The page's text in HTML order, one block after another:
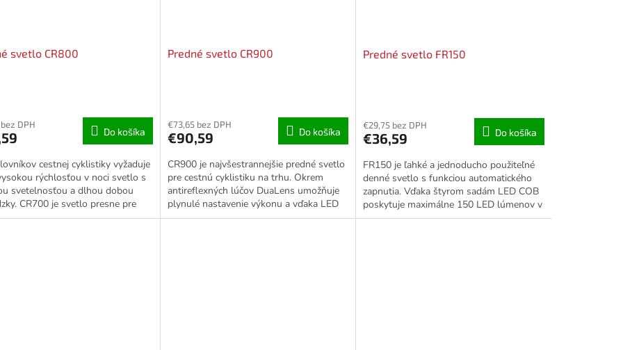
svetlo CR800
DPH
Do košíka
cestnej cyklistiky vyžaduje
rýchlosťou v noci svetlo s
svetelnosťou a dlhou dobou
CR700 je svetlo presne pre
s novou...
Predné svetlo CR900
€73,65 bez DPH
€90,59 Do košíka
CR900 je najvšestrannejšie predné svetlo
pre cestnú cyklistiku na trhu. Okrem
antireflexných lúčov DuaLens umožňuje
plynulé nastavenie výkonu a vďaka LED
displeju úplné...
Predné svetlo FR150
€29,75 bez DPH
€36,59 Do košíka
FR150 je ľahké a jednoducho použiteľné
denné svetlo s funkciou automatického
zapnutia. Vďaka štyrom sadám LED COB
poskytuje maximálne 150 LED lúmenov v
režime výstražného...